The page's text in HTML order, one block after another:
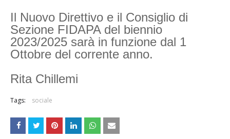
Il Nuovo Direttivo e il Consiglio di
Sezione FIDAPA del biennio
2023/2025 sarà in funzione dal 1
Ottobre del corrente anno.
Rita Chillemi
Tags: sociale